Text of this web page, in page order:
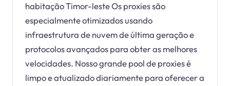
habitação Timor-leste Os proxies são
especialmente otimizados usando
infraestrutura de nuvem de última geração e
protocolos avançados para obter as melhores
velocidades. Nosso grande pool de proxies é
limpo e atualizado diariamente para oferecer a